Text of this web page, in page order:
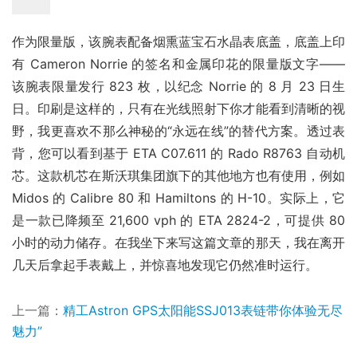
作为限量版，该腕表配备烟熏蓝宝石水晶表底盖，底盖上印
有 Cameron Norrie 的签名和金属印花的限量版文字——
该腕表限量发行 823 枚，以纪念 Norrie 的 8 月 23 日生
日。印刷是这样的，只有在光线照射下你才能看到清晰的视
野，我更喜欢不那么神秘的“永远在线”的替代方案。透过表
背，您可以看到基于 ETA C07.611 的 Rado R8763 自动机
芯。这款机芯在斯沃琪集团旗下的其他地方也有使用，例如
Midos 的 Calibre 80 和 Hamiltons 的 H-10。实际上，它
是一款已降频至 21,600 vph 的 ETA 2824-2，可提供 80
小时的动力储存。在我坐下来写这篇文章的那天，我在离开
几天后拿起手表戴上，并惊喜地发现它仍然准时运行。
上一篇： 精工Astron GPS太阳能SSJ013表链带你体验无尽
魅力”